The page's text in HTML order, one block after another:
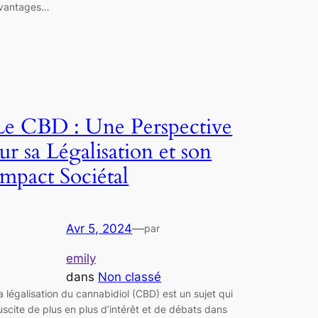
CBD : Une Perspective
sa Légalisation et son
Sociétal
Avr 5, 2024—par
emily
dans Non classé
légalisation du cannabidiol (CBD) est un sujet qui
de plus en plus d’intérêt et de débats dans